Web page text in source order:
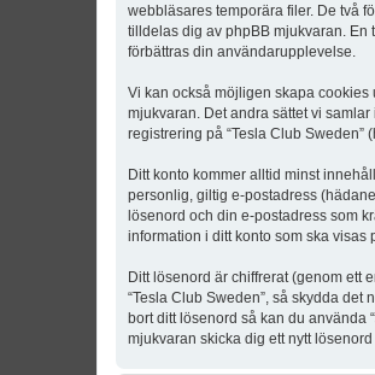
webbläsares temporära filer. De två
tilldelas dig av phpBB mjukvaran. En
förbättras din användarupplevelse.
Vi kan också möjligen skapa cookies
mjukvaran. Det andra sättet vi
registrering på “Tesla Club Sweden”
Ditt konto kommer alltid minst
personlig, giltig e-postadress
lösenord och din e-postadress som
information i ditt konto som ska
Ditt lösenord är chiffrerat (genom ett
“Tesla Club Sweden”, så skydda
bort ditt lösenord så kan du använda
mjukvaran skicka dig ett nytt